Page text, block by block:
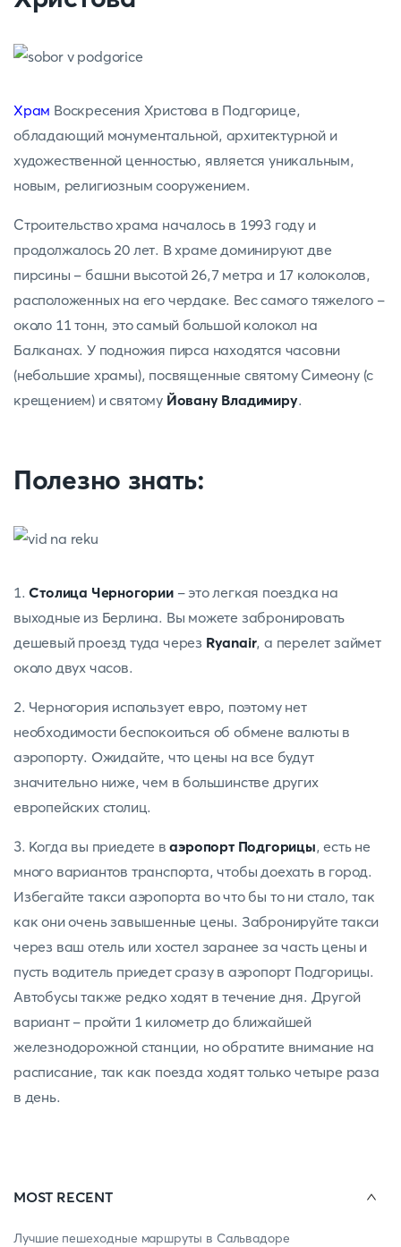
Храм Воскресения Христова в Подгорице,
обладающий монументальной, архитектурной и
художественной ценностью, является уникальным,
новым, религиозным сооружением.
Строительство храма началось в 1993 году и
продолжалось 20 лет. В храме доминируют две
пирсины - башни высотой 26,7 метра и 17 колоколов,
расположенных на его чердаке. Вес самого тяжелого -
около 11 тонн, это самый большой колокол на
Балканах. У подножия пирса находятся часовни
(небольшие храмы), посвященные святому Симеону (с
крещением) и святому Йовану Владимиру.
Полезно знать:
1. Столица Черногории- это легкая поездка на
выходные из Берлина. Вы можете забронировать
дешевый проезд туда через Ryanair, а перелет займет
около двух часов.
2. Черногория использует евро, поэтому нет
необходимости беспокоиться об обмене валюты в
аэропорту. Ожидайте, что цены на все будут
значительно ниже, чем в большинстве других
европейских столиц.
3. Когда вы приедете в аэропорт Подгорицы, есть не
много вариантов транспорта, чтобы доехать в город.
Избегайте такси аэропорта во что бы то ни стало, так
как они очень завышенные цены. Забронируйте такси
через ваш отель или хостел заранее за часть цены и
пусть водитель приедет сразу в аэропорт Подгорицы.
Автобусы также редко ходят в течение дня. Другой
вариант - пройти 1 километр до ближайшей
железнодорожной станции, но обратите внимание на
расписание, так как поезда ходят только четыре раза
в день.
MOST RECENT
Лучшие пешеходные маршруты в Сальвадоре